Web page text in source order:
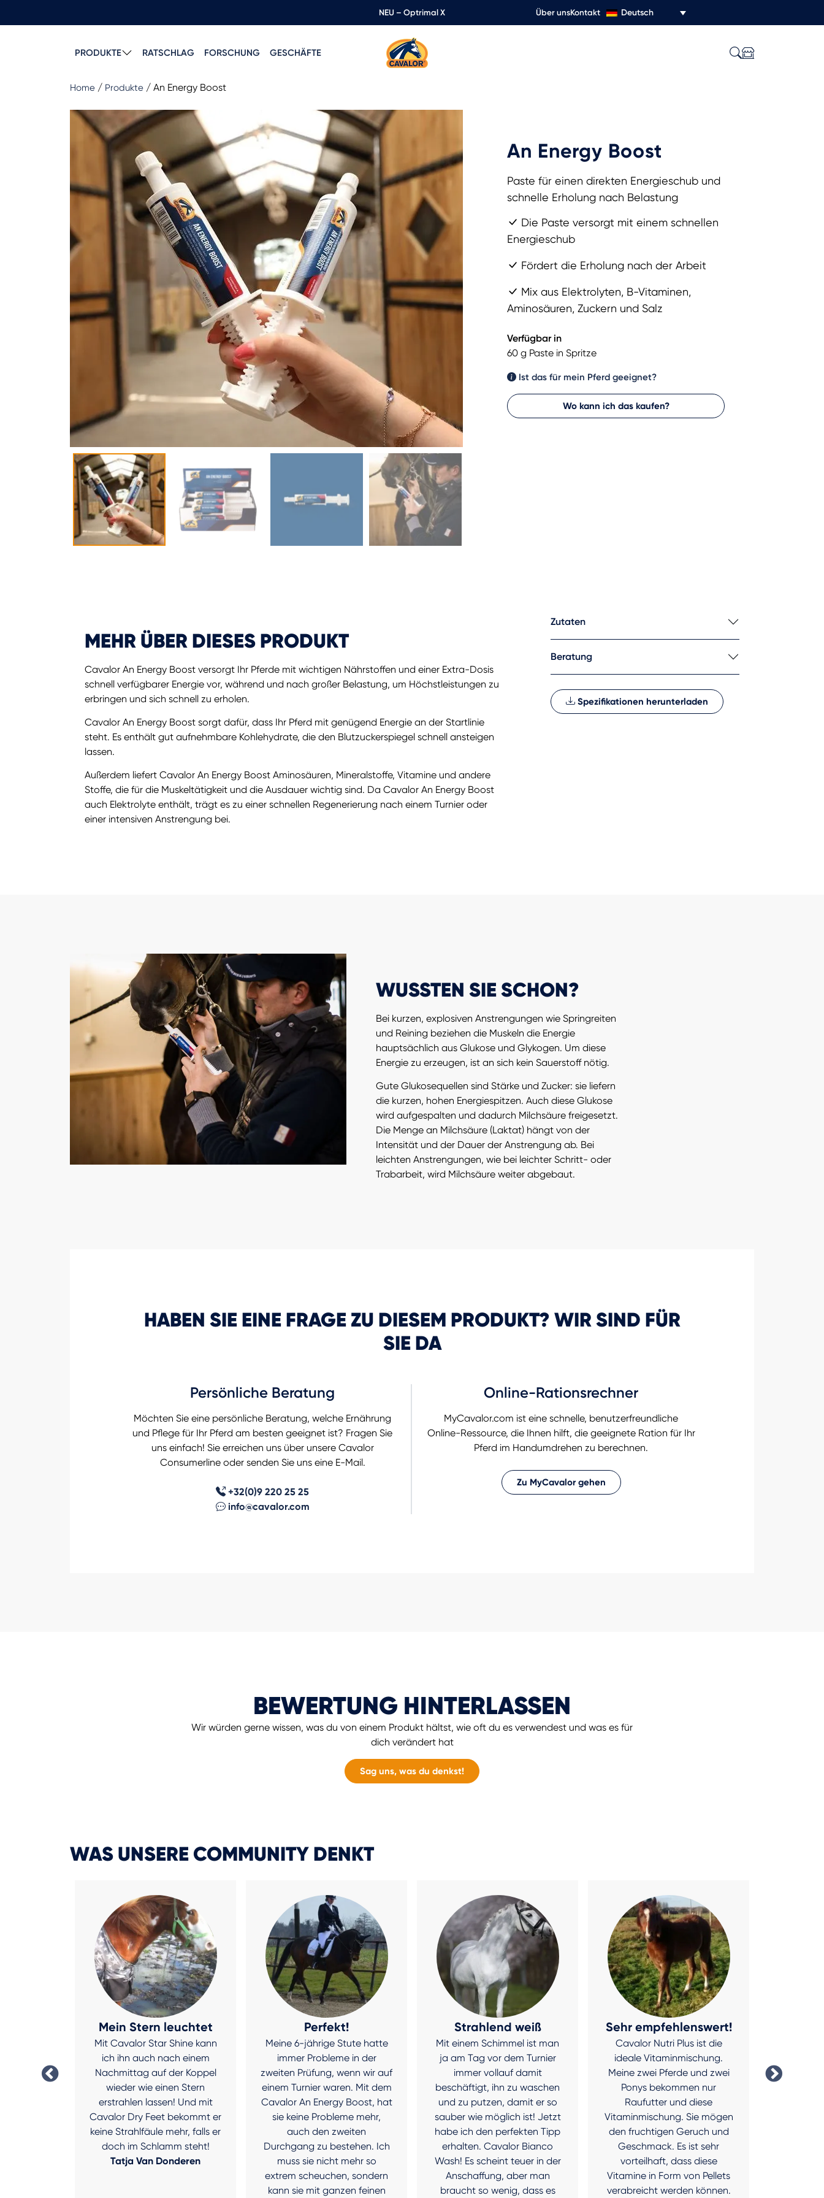
NEU – Optrimal X Über unsKontakt Deutsch
PRODUKTE RATSCHLAG FORSCHUNG GESCHÄFTE
Home / Produkte / An Energy Boost
An Energy Boost
Paste für einen direkten Energieschub und
schnelle Erholung nach Belastung
Die Paste versorgt mit einem schnellen
Energieschub
Fördert die Erholung nach der Arbeit
Mix aus Elektrolyten, B-Vitaminen,
Aminosäuren, Zuckern und Salz
Verfügbar in
60 g Paste in Spritze
Ist das für mein Pferd geeignet?
Wo kann ich das kaufen?
MEHR ÜBER DIESES PRODUKT
Cavalor An Energy Boost versorgt Ihr Pferde mit wichtigen Nährstoffen und einer Extra-Dosis
schnell verfügbarer Energie vor, während und nach großer Belastung, um Höchstleistungen zu
erbringen und sich schnell zu erholen.
Cavalor An Energy Boost sorgt dafür, dass Ihr Pferd mit genügend Energie an der Startlinie
steht. Es enthält gut aufnehmbare Kohlehydrate, die den Blutzuckerspiegel schnell ansteigen
lassen.
Außerdem liefert Cavalor An Energy Boost Aminosäuren, Mineralstoffe, Vitamine und andere
Stoffe, die für die Muskeltätigkeit und die Ausdauer wichtig sind. Da Cavalor An Energy Boost
auch Elektrolyte enthält, trägt es zu einer schnellen Regenerierung nach einem Turnier oder
einer intensiven Anstrengung bei.
Zutaten
Beratung
Spezifikationen herunterladen
WUSSTEN SIE SCHON?
Bei kurzen, explosiven Anstrengungen wie Springreiten
und Reining beziehen die Muskeln die Energie
hauptsächlich aus Glukose und Glykogen. Um diese
Energie zu erzeugen, ist an sich kein Sauerstoff nötig.
Gute Glukosequellen sind Stärke und Zucker: sie liefern
die kurzen, hohen Energiespitzen. Auch diese Glukose
wird aufgespalten und dadurch Milchsäure freigesetzt.
Die Menge an Milchsäure (Laktat) hängt von der
Intensität und der Dauer der Anstrengung ab. Bei
leichten Anstrengungen, wie bei leichter Schritt- oder
Trabarbeit, wird Milchsäure weiter abgebaut.
HABEN SIE EINE FRAGE ZU DIESEM PRODUKT? WIR SIND FÜR
SIE DA
Persönliche Beratung
Möchten Sie eine persönliche Beratung, welche Ernährung
und Pflege für Ihr Pferd am besten geeignet ist? Fragen Sie
uns einfach! Sie erreichen uns über unsere Cavalor
Consumerline oder senden Sie uns eine E-Mail.
+32(0)9 220 25 25
info@cavalor.com
Online-Rationsrechner
MyCavalor.com ist eine schnelle, benutzerfreundliche
Online-Ressource, die Ihnen hilft, die geeignete Ration für Ihr
Pferd im Handumdrehen zu berechnen.
Zu MyCavalor gehen
BEWERTUNG HINTERLASSEN
Wir würden gerne wissen, was du von einem Produkt hältst, wie oft du es verwendest und was es für
dich verändert hat
Sag uns, was du denkst!
WAS UNSERE COMMUNITY DENKT
Mein Stern leuchtet
Mit Cavalor Star Shine kann
ich ihn auch nach einem
Nachmittag auf der Koppel
wieder wie einen Stern
erstrahlen lassen! Und mit
Cavalor Dry Feet bekommt er
keine Strahlfäule mehr, falls er
doch im Schlamm steht!
Tatja Van Donderen
Perfekt!
Meine 6-jährige Stute hatte
immer Probleme in der
zweiten Prüfung, wenn wir auf
einem Turnier waren. Mit dem
Cavalor An Energy Boost, hat
sie keine Probleme mehr,
auch den zweiten
Durchgang zu bestehen. Ich
muss sie nicht mehr so
extrem scheuchen, sondern
kann sie mit ganzen feinen
Strahlend weiß
Mit einem Schimmel ist man
ja am Tag vor dem Turnier
immer vollauf damit
beschäftigt, ihn zu waschen
und zu putzen, damit er so
sauber wie möglich ist! Jetzt
habe ich den perfekten Tipp
erhalten. Cavalor Bianco
Wash! Es scheint teuer in der
Anschaffung, aber man
braucht so wenig, dass es
Sehr empfehlenswert!
Cavalor Nutri Plus ist die
ideale Vitaminmischung.
Meine zwei Pferde und zwei
Ponys bekommen nur
Raufutter und diese
Vitaminmischung. Sie mögen
den fruchtigen Geruch und
Geschmack. Es ist sehr
vorteilhaft, dass diese
Vitamine in Form von Pellets
verabreicht werden können.